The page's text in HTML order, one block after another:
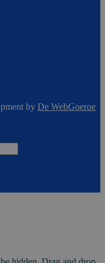
by De WebGoeroe